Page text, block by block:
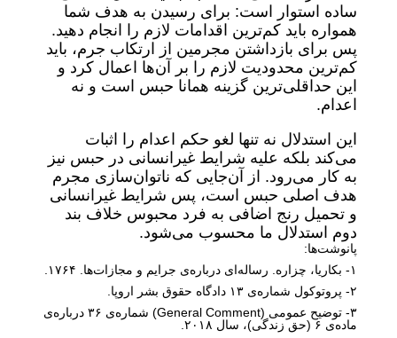
ساده استوار است: برای رسیدن به هدف شما
همواره باید کم‌ترین اقدامات لازم را انجام دهید.
پس برای بازداشتن مجرمین از ارتکاب جرم، باید
کم‌ترین محدودیت لازم را بر آن‌ها اعمال کرد و
این حداقلی‌ترین گزینه همانا حبس است و نه
اعدام.
این استدلال نه تنها لغو حکم اعدام را اثبات
می‌کند بلکه علیه شرایط غیرانسانی در حبس نیز
به کار می‌رود. از آن‌جایی که ناتوان‌سازی مجرم
هدف اصلی حبس است، پس شرایط غیرانسانی
و تحمیل رنج اضافی به فرد محبوس خلاف بند
دوم استدلال ما محسوب می‌شود.
پانوشت‌ها:
۱- بکاریا، چزاره. رساله‌ای درباره‌ی جرایم و مجازات‌ها. ۱۷۶۴.
۲- پروتوکول شماره‌ی ۱۳ دادگاه حقوق بشر اروپا.
۳- توضیح عمومی (General Comment) شماره‌ی ۳۶ درباره‌ی
ماده‌ی ۶ (حق زندگی)، سال ۲۰۱۸.